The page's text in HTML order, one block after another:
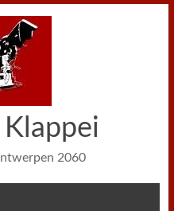
2060